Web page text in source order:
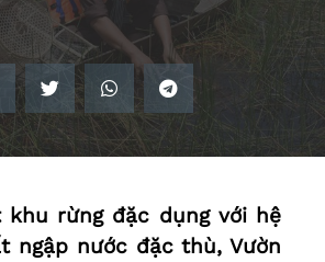
khu rừng đặc dụng với hệ
ngập nước đặc thù, Vườn